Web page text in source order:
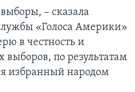
– сказала
«Голоса Америки»
в честность и
по результатам
избранный народом